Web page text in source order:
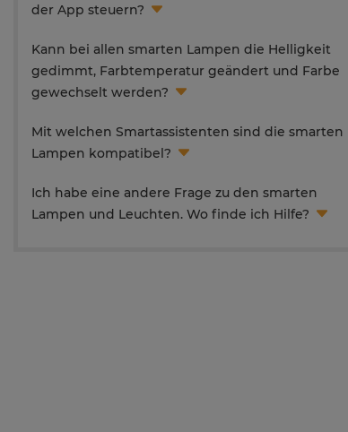
der App steuern?
Kann bei allen smarten Lampen die Helligkeit
gedimmt, Farbtemperatur geändert und Farbe
gewechselt werden?
Mit welchen Smartassistenten sind die smarten
Lampen kompatibel?
Ich habe eine andere Frage zu den smarten
Lampen und Leuchten. Wo finde ich Hilfe?